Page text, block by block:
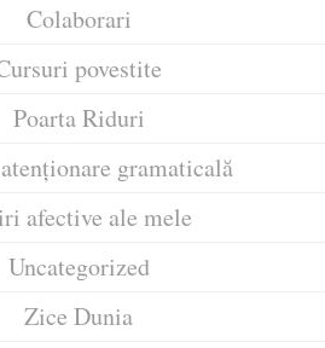
Colaborari
povestite
Poarta Riduri
gramaticală
afective ale mele
Uncategorized
Zice Dunia